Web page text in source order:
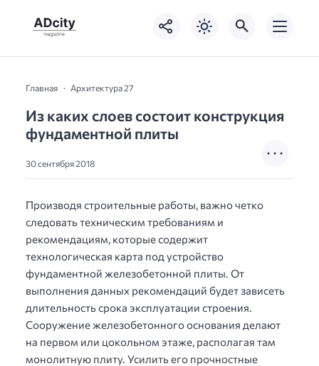
Главная Архитектура 27
Из каких слоев состоит конструкция
фундаментной плиты
30 сентября 2018
Производя строительные работы, важно четко
следовать техническим требованиям и
рекомендациям, которые содержит
технологическая карта под устройство
фундаментной железобетонной плиты. От
выполнения данных рекомендаций будет зависеть
длительность срока эксплуатации строения.
Сооружение железобетонного основания делают
на первом или цокольном этаже, располагая там
монолитную плиту. Усилить его прочностные